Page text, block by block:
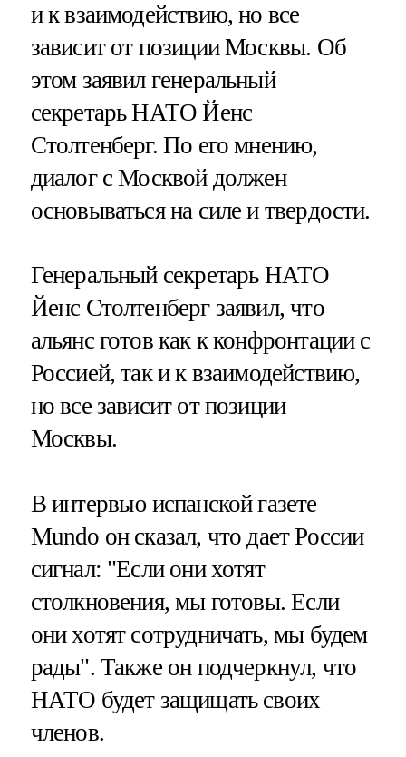
и к взаимодействию, но все
зависит от позиции Москвы. Об
этом заявил генеральный
секретарь НАТО Йенс
Столтенберг. По его мнению,
диалог с Москвой должен
основываться на силе и твердости.
Генеральный секретарь НАТО
Йенс Столтенберг заявил, что
альянс готов как к конфронтации с
Россией, так и к взаимодействию,
но все зависит от позиции
Москвы.
В интервью испанской газете
Mundo он сказал, что дает России
сигнал: "Если они хотят
столкновения, мы готовы. Если
они хотят сотрудничать, мы будем
рады". Также он подчеркнул, что
НАТО будет защищать своих
членов.